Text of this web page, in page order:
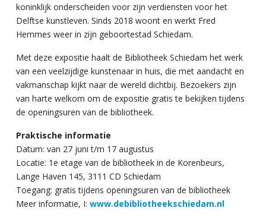
koninklijk onderscheiden voor zijn verdiensten voor het
Delftse kunstleven. Sinds 2018 woont en werkt Fred
Hemmes weer in zijn geboortestad Schiedam.
Met deze expositie haalt de Bibliotheek Schiedam het werk
van een veelzijdige kunstenaar in huis, die met aandacht en
vakmanschap kijkt naar de wereld dichtbij. Bezoekers zijn
van harte welkom om de expositie gratis te bekijken tijdens
de openingsuren van de bibliotheek.
Praktische informatie
Datum: van 27 juni t/m 17 augustus
Locatie: 1e etage van de bibliotheek in de Korenbeurs,
Lange Haven 145, 3111 CD Schiedam
Toegang: gratis tijdens openingsuren van de bibliotheek
Meer informatie, I: www.debibliotheekschiedam.nl